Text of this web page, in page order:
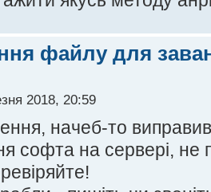
файлу для
2018, 20:59
начеб-то
софта на сервері, не